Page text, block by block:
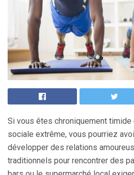
Si vous êtes chroniquement
sociale extrême, vous pourriez
développer des relations
traditionnels pour rencontrer des